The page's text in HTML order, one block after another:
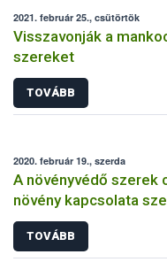
2021. február 25., csütörtök
Visszavonják a
szereket
TOVÁBB
2020. február 19., szerda
A növényvédő szerek
növény kapcsolata
TOVÁBB